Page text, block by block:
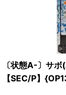
〔状態A-〕サ
【SEC/P】